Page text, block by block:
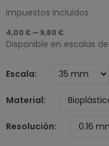
Impuestos incluidos
4,00 € — 9,80 €
Disponible en escalas
Escala
Material
Resolución